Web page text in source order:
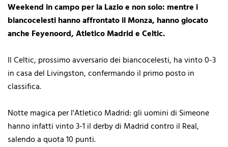
Weekend in campo per la Lazio e non solo: mentre i
biancocelesti hanno affrontato il Monza, hanno giocato
anche Feyenoord, Atletico Madrid e Celtic.
IlCeltic, prossimo avversario dei biancocelesti, ha vinto 0-3
in casa del Livingston, confermando il primo posto in
classifica.
Notte magica per l'Atletico Madrid: gli uomini di Simeone
hanno infatti vinto 3-1 il derby di Madrid contro il Real,
salendo a quota 10 punti.